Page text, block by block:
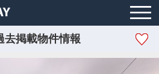
去掲載物件情報